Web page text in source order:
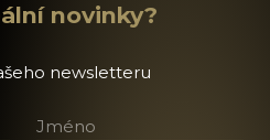
novinky?
newsletteru
Jméno a příjmení